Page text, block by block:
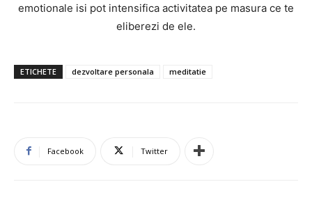
emotionale isi pot intensifica activitatea pe masura ce te
eliberezi de ele.
ETICHETE dezvoltare personala meditatie
Facebook Twitter